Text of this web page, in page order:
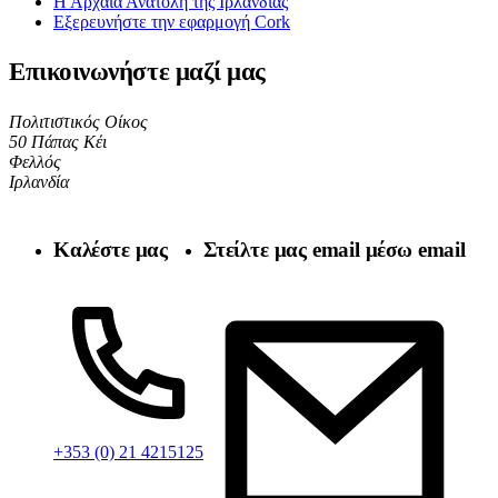
Εξερευνήστε την εφαρμογή Cork
Επικοινωνήστε μαζί μας
Πολιτιστικός Οίκος
50 Πάπας Κέι
Φελλός
Ιρλανδία
Καλέστε μας
+353 (0) 21 4215125
Στείλτε μας email μέσω email